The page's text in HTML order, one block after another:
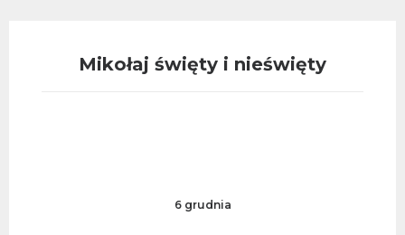
Mikołaj święty i nieświęty
6 grudnia